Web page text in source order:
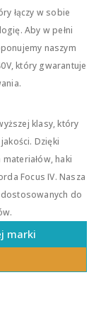
łączy w sobie
Aby w pełni
naszym
który gwarantuje
klasy, który
Dzięki
haki
Focus IV. Nasza
do
marki